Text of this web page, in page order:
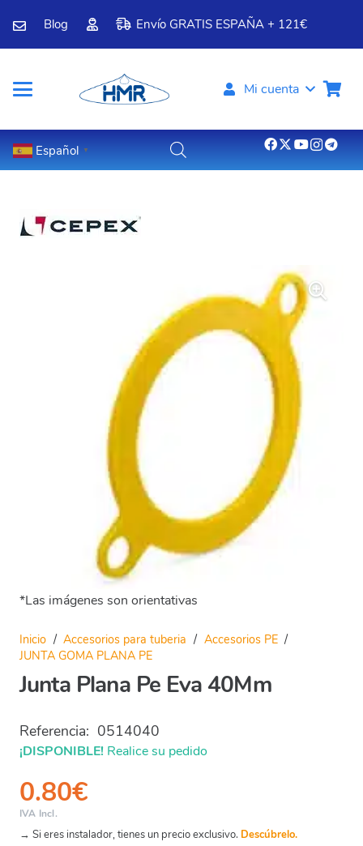
Blog Envío GRATIS ESPAÑA + 121€
Mi cuenta
Español ▼
*Las imágenes son orientativas
Inicio / Accesorios para tuberia / Accesorios PE /
JUNTA GOMA PLANA PE
Junta Plana Pe Eva 40Mm
Referencia: 0514040
¡DISPONIBLE! Realice su pedido
0.80€
IVA Incl.
→ Si eres instalador, tienes un precio exclusivo. Descúbrelo.